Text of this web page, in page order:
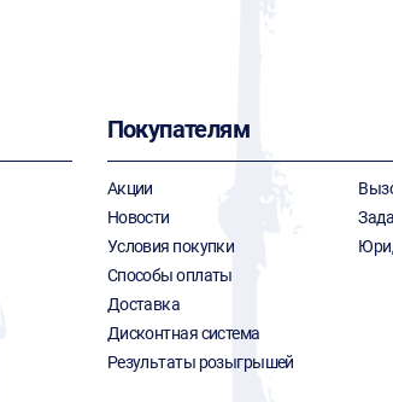
Покупателям
Акции
Новости
Условия покупки
Способы оплаты
Доставка
Дисконтная система
Результаты розыгрышей